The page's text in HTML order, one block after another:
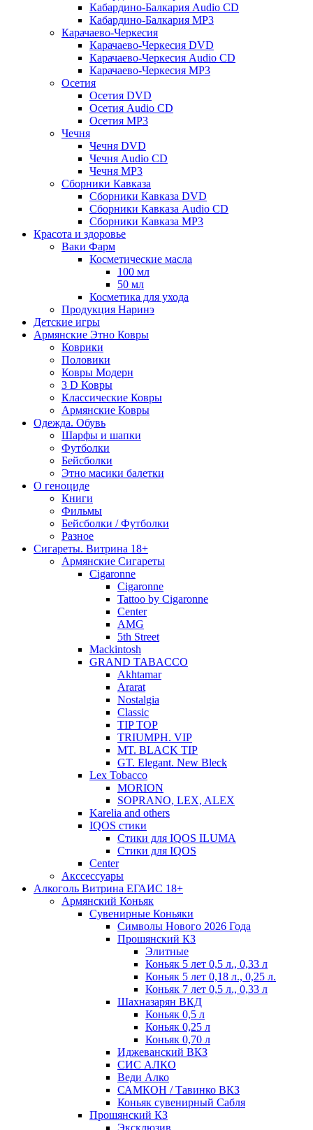
Кабардино-Балкария Audio CD
Кабардино-Балкария MP3
Карачаево-Черкесия
Карачаево-Черкесия DVD
Карачаево-Черкесия Audio CD
Карачаево-Черкесия MP3
Осетия
Осетия DVD
Осетия Audio CD
Осетия MP3
Чечня
Чечня DVD
Чечня Audio CD
Чечня MP3
Сборники Кавказа
Сборники Кавказа DVD
Сборники Кавказа Audio CD
Сборники Кавказа MP3
Красота и здоровье
Ваки Фарм
Косметические масла
100 мл
50 мл
Косметика для ухода
Продукция Наринэ
Детские игры
Армянские Этно Ковры
Коврики
Половики
Ковры Модерн
3 D Ковры
Классические Ковры
Армянские Ковры
Одежда. Обувь
Шарфы и шапки
Футболки
Бейсболки
Этно масики балетки
О геноциде
Книги
Фильмы
Бейсболки / Футболки
Разное
Сигареты. Витрина 18+
Армянские Сигареты
Cigaronne
Cigaronne
Tattoo by Cigaronne
Center
AMG
5th Street
Mackintosh
GRAND TABACCO
Akhtamar
Ararat
Nostalgia
Classic
TIP TOP
TRIUMPH. VIP
MT. BLACK TIP
GT. Elegant. New Bleck
Lex Tobacco
MORION
SOPRANO, LEX, ALEX
Karelia and others
IQOS стики
Стики для IQOS ILUMA
Стики для IQOS
Сenter
Акссессуары
Алкоголь Витрина ЕГАИС 18+
Армянский Коньяк
Сувенирные Коньяки
Символы Нового 2026 Года
Прошянский КЗ
Элитные
Коньяк 5 лет 0,5 л., 0,33 л
Коньяк 5 лет 0,18 л., 0,25 л.
Коньяк 7 лет 0,5 л., 0,33 л
Шахназарян ВКД
Коньяк 0,5 л
Коньяк 0,25 л
Коньяк 0,70 л
Иджеванский ВКЗ
СИС АЛКО
Веди Алко
САМКОН / Тавинко ВКЗ
Коньяк сувенирный Сабля
Прошянский КЗ
Эксклюзив